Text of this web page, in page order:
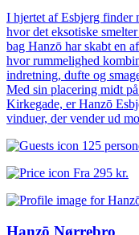
I hjertet af Esbjerg finder
hvor det eksotiske
bag Hanzō har skabt en
hvor rummelighed
indretning, dufte og
Med sin placering midt
Kirkegade, er Hanzō
vinduer, der vender ud
125
Fra 295 kr.
Hanzō Nørrebro